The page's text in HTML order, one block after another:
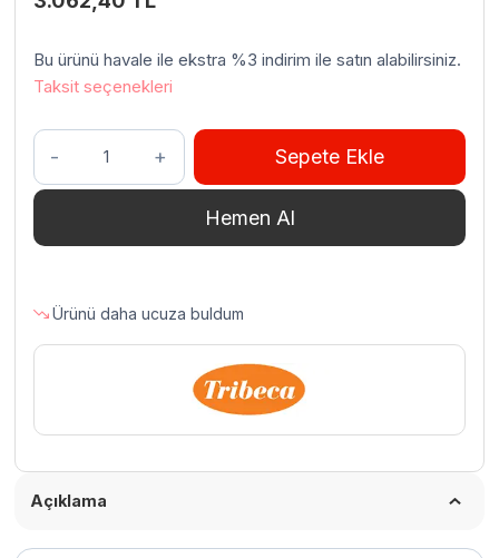
Bu ürünü havale ile ekstra %3 indirim ile satın alabilirsiniz.
Taksit seçenekleri
Tribeca
EPP-
3535H
Cm
adet
Sepete Ekle
Hemen Al
Ürünü daha ucuza buldum
Açıklama